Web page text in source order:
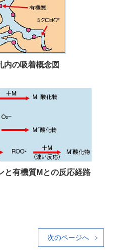
の吸着概念図
有機質Mとの反応経路
次のページへ